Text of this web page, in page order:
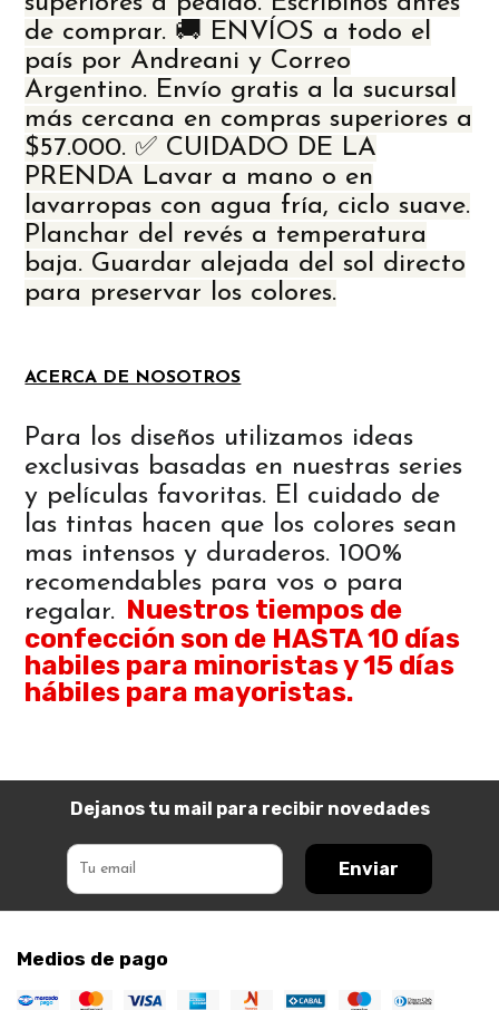
de comprar. 🚚 ENVÍOS a todo el
país por Andreani y Correo
Argentino. Envío gratis a la sucursal
más cercana en compras superiores a
$57.000. ✅ CUIDADO DE LA
PRENDA Lavar a mano o en
lavarropas con agua fría, ciclo suave.
Planchar del revés a temperatura
baja. Guardar alejada del sol directo
para preservar los colores.
ACERCA DE NOSOTROS
Para los diseños utilizamos ideas
exclusivas basadas en nuestras series
y películas favoritas. El cuidado de
las tintas hacen que los colores sean
mas intensos y duraderos. 100%
recomendables para vos o para
regalar. Nuestros tiempos de
confección son de HASTA 10 días
habiles para minoristas y 15 días
hábiles para mayoristas.
Dejanos tu mail para recibir novedades
Enviar
Medios de pago